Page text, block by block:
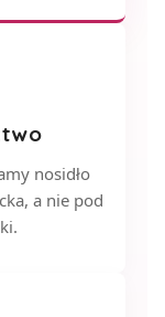
nosidło
a nie pod